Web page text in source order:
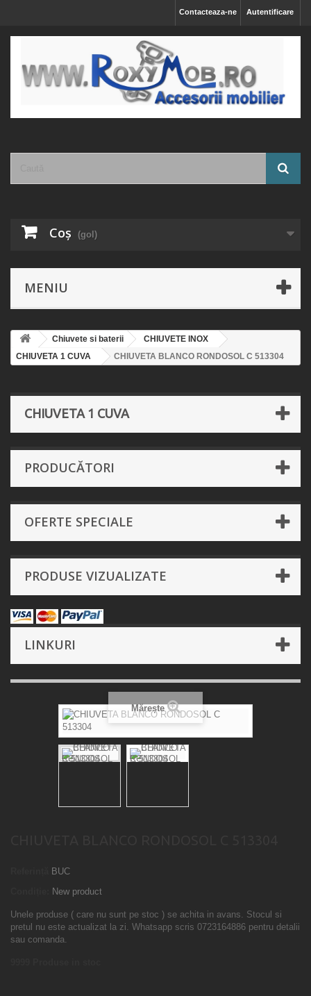
Autentificare
Contacteaza-ne
Coş (gol)
MENIU
Chiuvete si baterii
CHIUVETE INOX
CHIUVETA 1 CUVA
CHIUVETA BLANCO RONDOSOL C 513304
CHIUVETA 1 CUVA
PRODUCĂTORI
OFERTE SPECIALE
PRODUSE VIZUALIZATE
LINKURI
Mărește
BUC
New product
Unele produse ( care nu sunt pe stoc ) se achita in avans. Stocul si
pretul nu este actualizat la zi. Whatsapp scris 0723164886 pentru detalii
sau comanda.